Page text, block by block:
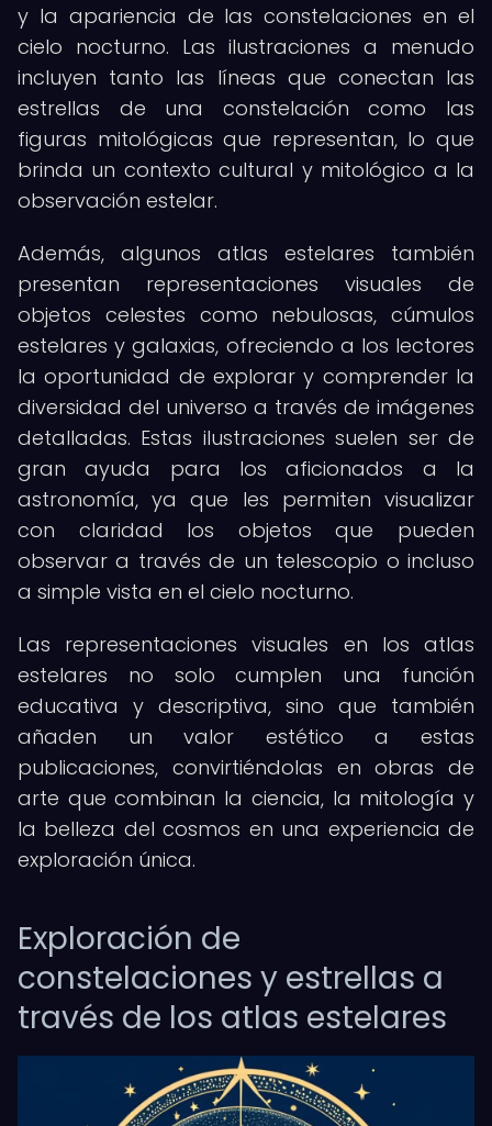
y la apariencia de las constelaciones en el
cielo nocturno. Las ilustraciones a menudo
incluyen tanto las líneas que conectan las
estrellas de una constelación como las
figuras mitológicas que representan, lo que
brinda un contexto cultural y mitológico a la
observación estelar.
Además, algunos atlas estelares también
presentan representaciones visuales de
objetos celestes como nebulosas, cúmulos
estelares y galaxias, ofreciendo a los lectores
la oportunidad de explorar y comprender la
diversidad del universo a través de imágenes
detalladas. Estas ilustraciones suelen ser de
gran ayuda para los aficionados a la
astronomía, ya que les permiten visualizar
con claridad los objetos que pueden
observar a través de un telescopio o incluso
a simple vista en el cielo nocturno.
Las representaciones visuales en los atlas
estelares no solo cumplen una función
educativa y descriptiva, sino que también
añaden un valor estético a estas
publicaciones, convirtiéndolas en obras de
arte que combinan la ciencia, la mitología y
la belleza del cosmos en una experiencia de
exploración única.
Exploración de
constelaciones y estrellas a
través de los atlas estelares